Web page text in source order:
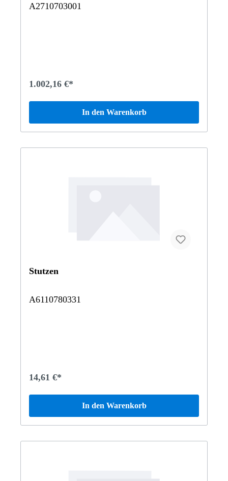
A2710703001
1.002,16 €*
In den Warenkorb
Stutzen
A6110780331
14,61 €*
In den Warenkorb